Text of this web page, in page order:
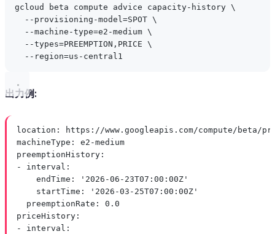
gcloud beta compute advice capacity-history \
--provisioning-model=SPOT \
--machine-type=e2-medium \
--types=PREEMPTION,PRICE \
--region=us-central1
出力例:
location :
https://www.googleapis.com/compute/beta/
machineType : e2-medium
preemptionHistory :
- interval :
endTime :
'2026-06-23T07:00:00Z'
startTime :
'2026-03-25T07:00:00Z'
preemptionRate : 0.0
priceHistory :
- interval :